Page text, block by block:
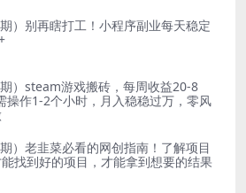
期）别再瞎打工！小程序副业每天稳定
期）steam游戏搬砖，每周收益20-8
操作1-2个小时，月入稳稳过万，零风
期）老韭菜必看的网创指南！了解项目
找到好的项目，才能拿到想要的结果